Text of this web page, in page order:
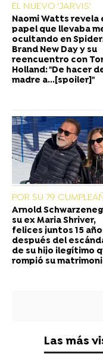
EL NUEVO 'JARVIS'
Naomi Watts revela
papel que llevaba
ocultando en
Brand New Day y su
reencuentro con
Holland: "De hacer
madre a...[spoiler]"
POR SU 79
Arnold
su ex Maria Shriver,
felices juntos 15
después del
de su hijo ilegítimo
rompió su
Las más